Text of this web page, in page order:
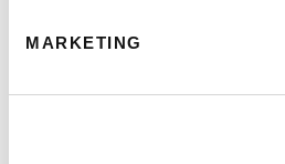
MARKETING
interessieren: